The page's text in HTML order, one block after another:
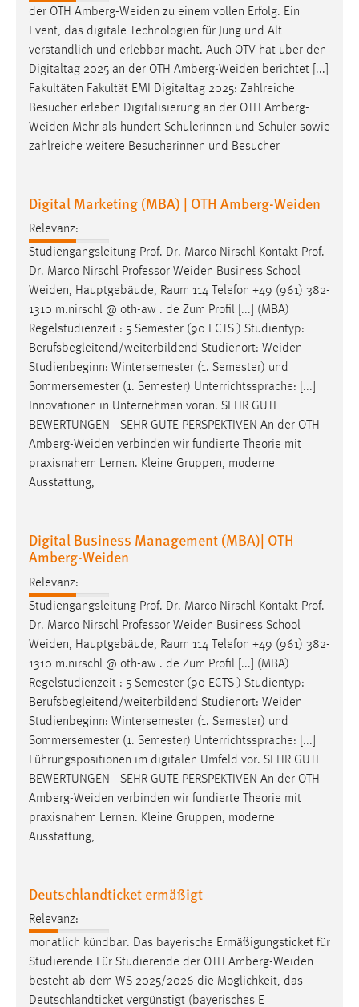
der OTH Amberg-Weiden zu einem vollen Erfolg. Ein
Event, das digitale Technologien für Jung und Alt
verständlich und erlebbar macht. Auch OTV hat über den
Digitaltag 2025 an der OTH Amberg-Weiden berichtet [...]
Fakultäten Fakultät EMI Digitaltag 2025: Zahlreiche
Besucher erleben Digitalisierung an der OTH Amberg-
Weiden Mehr als hundert Schülerinnen und Schüler sowie
zahlreiche weitere Besucherinnen und Besucher
Digital Marketing (MBA) | OTH Amberg-Weiden
Relevanz:
Studiengangsleitung Prof. Dr. Marco Nirschl Kontakt Prof.
Dr. Marco Nirschl Professor Weiden Business School
Weiden, Hauptgebäude, Raum 114 Telefon +49 (961) 382-
1310 m.nirschl @ oth-aw . de Zum Profil [...] (MBA)
Regelstudienzeit : 5 Semester (90 ECTS ) Studientyp:
Berufsbegleitend/weiterbildend Studienort: Weiden
Studienbeginn: Wintersemester (1. Semester) und
Sommersemester (1. Semester) Unterrichtssprache: [...]
Innovationen in Unternehmen voran. SEHR GUTE
BEWERTUNGEN - SEHR GUTE PERSPEKTIVEN An der OTH
Amberg-Weiden verbinden wir fundierte Theorie mit
praxisnahem Lernen. Kleine Gruppen, moderne
Ausstattung,
Digital Business Management (MBA)| OTH
Amberg-Weiden
Relevanz:
Studiengangsleitung Prof. Dr. Marco Nirschl Kontakt Prof.
Dr. Marco Nirschl Professor Weiden Business School
Weiden, Hauptgebäude, Raum 114 Telefon +49 (961) 382-
1310 m.nirschl @ oth-aw . de Zum Profil [...] (MBA)
Regelstudienzeit : 5 Semester (90 ECTS ) Studientyp:
Berufsbegleitend/weiterbildend Studienort: Weiden
Studienbeginn: Wintersemester (1. Semester) und
Sommersemester (1. Semester) Unterrichtssprache: [...]
Führungspositionen im digitalen Umfeld vor. SEHR GUTE
BEWERTUNGEN - SEHR GUTE PERSPEKTIVEN An der OTH
Amberg-Weiden verbinden wir fundierte Theorie mit
praxisnahem Lernen. Kleine Gruppen, moderne
Ausstattung,
Deutschlandticket ermäßigt
Relevanz:
monatlich kündbar. Das bayerische Ermäßigungsticket für
Studierende Für Studierende der OTH Amberg-Weiden
besteht ab dem WS 2025/2026 die Möglichkeit, das
Deutschlandticket vergünstigt (bayerisches E
Cookie Laufzeit:
24 Stunden
STATISTIK
Statistik Cookies erfassen Informationen anonym.
Diese Informationen helfen uns zu verstehen, wie
unsere Besucher unsere Website nutzen.
Name:
_pk_ref, _pk_cvar, _pk_id, _pk_ses
Zweck:
Zugriffsstatistik
Cookie Laufzeit:
Max. 13 Monate
MARKETING
Marketing Cookies werden von Drittanbietern
verwendet, um personalisierte Werbung anzuzeigen.
Sie tun dies, indem sie Besucher über Websites
hinweg verfolgen.
Name:
Anbieter:
Google Ireland Limited
Zweck:
Conversion-Tracking
Cookie Laufzeit:
3 Monate
Facebook Pixel
Name:
_fbp
Anbieter:
Zweck:
Conversion-Tracking
Cookie Laufzeit:
3 Monate